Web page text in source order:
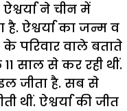
ने चीन में
ऐश्वर्या का जन्म व
परिवार वाले बताते
साल से कर रही थीं.
जीता है. सब से
ऐश्वर्या की जीत